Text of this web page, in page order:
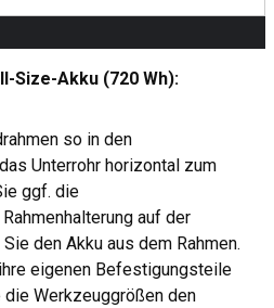
Size-Akku (720 Wh):
so in den
Unterrohr horizontal zum
ggf. die
auf der
den Akku aus dem Rahmen.
eigenen Befestigungsteile
Werkzeuggrößen den